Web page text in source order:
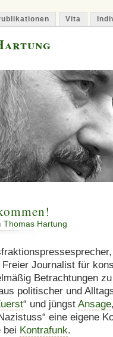
Vita
Thomas Hartung
Journalist für
Betrachtungen
politischer und
“ und jüngst Ansage
eine eigene
bei Kontrafunk.